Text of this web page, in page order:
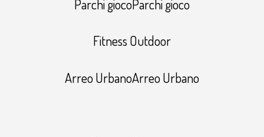
Parchi giocoParchi gioco
Fitness Outdoor
Arreo UrbanoArreo Urbano